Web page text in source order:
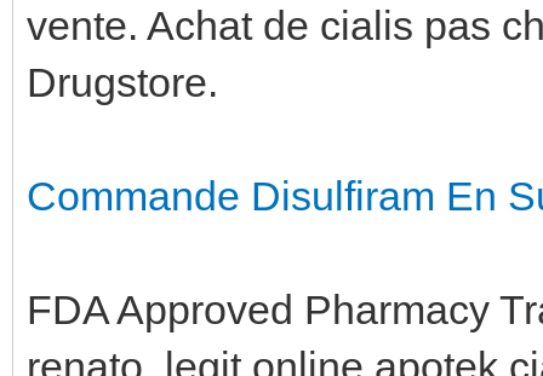
vente. Achat de cialis pas
Drugstore.
Commande Disulfiram En
FDA Approved Pharmacy
renato, legit online apotek